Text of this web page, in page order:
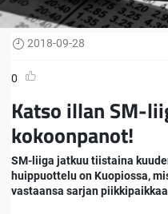
2018-09-28
0
Katso illan SM-
kokoonpanot!
SM-liiga jatkuu tiistaina
huippuottelu on Kuopiossa,
vastaansa sarjan